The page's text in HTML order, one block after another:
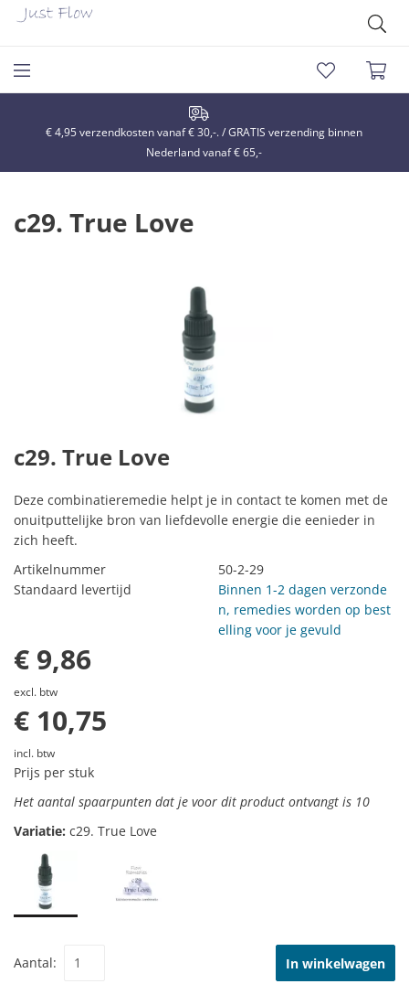
€ 4,95 verzendkosten vanaf € 30,-. / GRATIS verzending binnen
Nederland vanaf € 65,-
c29. True Love
c29. True Love
Deze combinatieremedie helpt je in contact te komen met de
onuitputtelijke bron van liefdevolle energie die eenieder in
zich heeft.
Artikelnummer
50-2-29
Standaard levertijd
Binnen 1-2 dagen verzonde
n, remedies worden op best
elling voor je gevuld
€ 9,86
excl. btw
€ 10,75
incl. btw
Prijs per stuk
Het aantal spaarpunten dat je voor dit product ontvangt is 10
Variatie: c29. True Love
Aantal: In winkelwagen